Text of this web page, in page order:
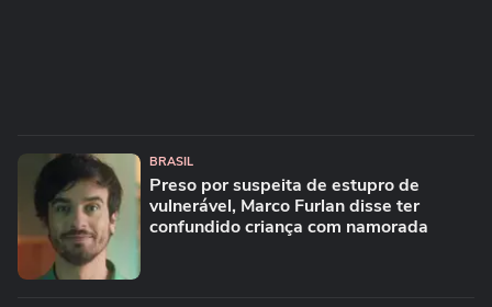
BRASIL
Preso por suspeita de estupro de
vulnerável, Marco Furlan disse ter
confundido criança com namorada